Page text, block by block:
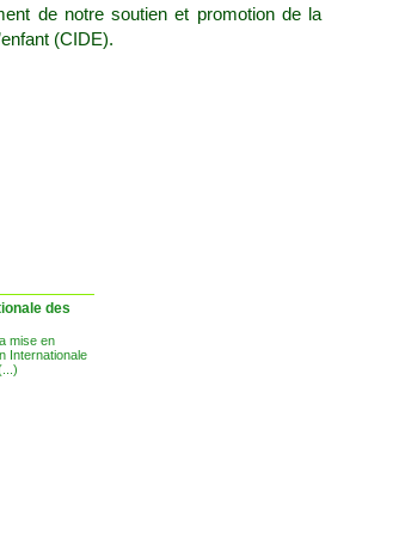
de notre soutien et promotion de la
(CIDE).
des
mise en
Internationale